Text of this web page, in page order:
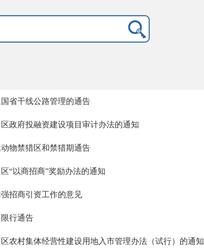
省干线公路管理的通告
政府投融资建设项目审计办法的通知
物禁猎区和禁猎期通告
“以商招商”奖励办法的通知
招商引资工作的意见
行通告
农村集体经营性建设用地入市管理办法（试行）的通知